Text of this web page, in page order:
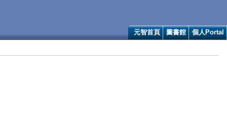
元智首頁 圖書館 個人Portal